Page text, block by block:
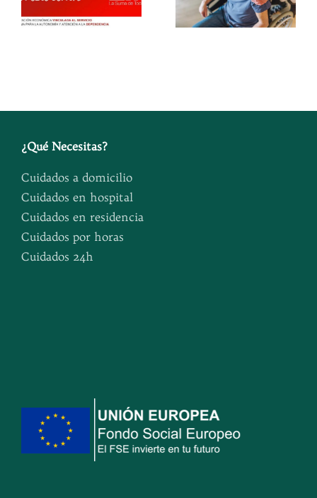
prevenirlo y
qué
a domicilio
¿Qué Necesitas?
Cuidados a domicilio
Cuidados en hospital
Cuidados en residencia
Cuidados por horas
Cuidados 24h